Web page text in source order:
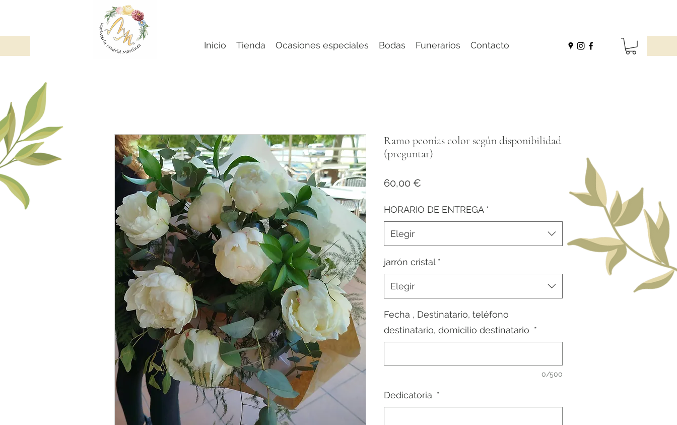
Inicio Tienda Ocasiones especiales Bodas Funerarios Contacto
Ramo peonías color según disponibilidad
(preguntar)
60,00 €
HORARIO DE ENTREGA *
Elegir
jarrón cristal *
Elegir
Fecha , Destinatario, teléfono
destinatario, domicilio destinatario *
0/500
Dedicatoria *